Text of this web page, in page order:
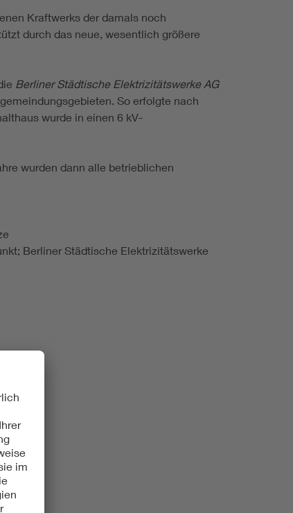
Kraftwerks der damals noch
durch das neue, wesentlich größere
Berliner Städtische Elektrizitätswerke AG
So erfolgte nach
wurde in einen 6 kV-
wurden dann alle betrieblichen
Berliner Städtische Elektrizitätswerke